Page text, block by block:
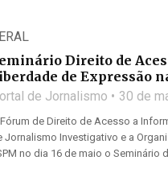
Direito de
de Expressão
de Jornalismo 30 de
de Direito de Acesso a
Jornalismo Investigativo e a
no dia 16 de maio o Seminário